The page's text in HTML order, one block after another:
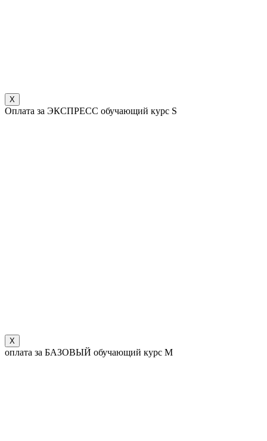
X
Оплата за ЭКСПРЕСС обучающий курс S
X
оплата за БАЗОВЫЙ обучающий курс М